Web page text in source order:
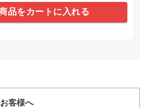
品をカートに入れる
客様へ